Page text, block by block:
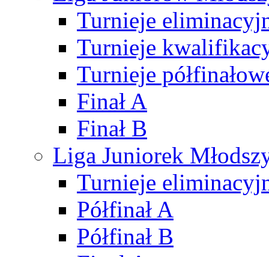
Turnieje
Turnieje
Turnieje
Finał A
Finał B
Liga Juniorek
Turnieje
Półfinał A
Półfinał B